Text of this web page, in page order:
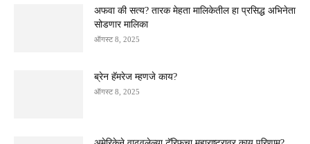
अफवा की सत्य? तारक मेहता मालिकेतील हा प्रसिद्ध अभिनेता
सोडणार मालिका
ऑगस्ट 8, 2025
ब्रेन हॅमरेज म्हणजे काय?
ऑगस्ट 8, 2025